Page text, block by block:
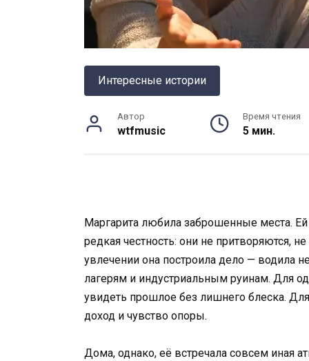
Интересные истории
Автор
wtfmusic
Время чтения
5 мин.
Маргарита любила заброшенные места. Ей
редкая честность: они не притворяются,
увлечении она построила дело — водила
лагерям и индустриальным руинам. Для
увидеть прошлое без лишнего блеска.
доход и чувство опоры.
Дома, однако, её встречала совсем иная